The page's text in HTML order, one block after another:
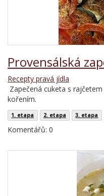
Provensálská
Recepty pravá jídla
Zapečená cuketa s
kořením.
1. etapa 2. etapa 3. etapa
Komentářů: 0